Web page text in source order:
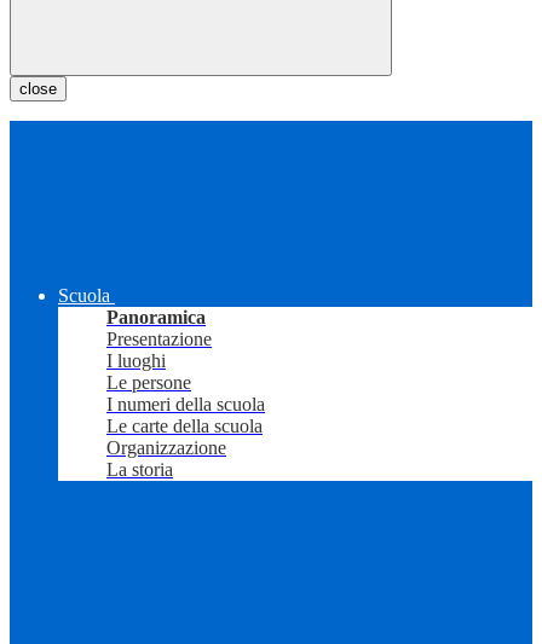
close
Scuola
Panoramica
Presentazione
I luoghi
Le persone
I numeri della scuola
Le carte della scuola
Organizzazione
La storia